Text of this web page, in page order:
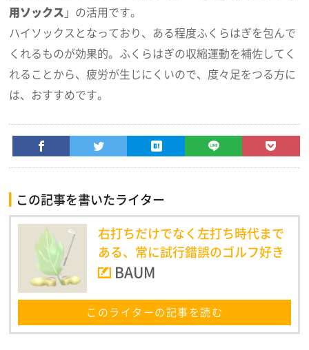
用ソックス 」の活用です。
ハイソックスとなっており、ある程度ふくらはぎを包んで
くれるものが効果的。ふくらはぎの収縮運動を補佐してく
れることから、疲労が生じにくいので、度々足をつる方に
は、おすすめです。
この記事を書いたライター
右打ちだけでなく左打ち時代まで
ある、常に試行錯誤のゴルフ好き
BAUM
このライターの記事を読む